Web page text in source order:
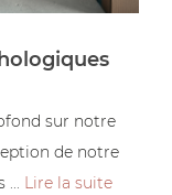
sur notre
de notre
... Lire la suite